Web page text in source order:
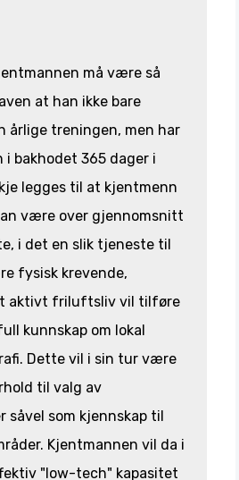
må være så
at han ikke bare
årlige treningen, men har
bakhodet 365 dager i
legges til at kjentmenn
være over gjennomsnitt
i det en slik tjeneste til
fysisk krevende,
aktivt friluftsliv vil tilføre
kunnskap om lokal
Dette vil i sin tur være
til valg av
såvel som kjennskap til
Kjentmannen vil da i
"low-tech" kapasitet